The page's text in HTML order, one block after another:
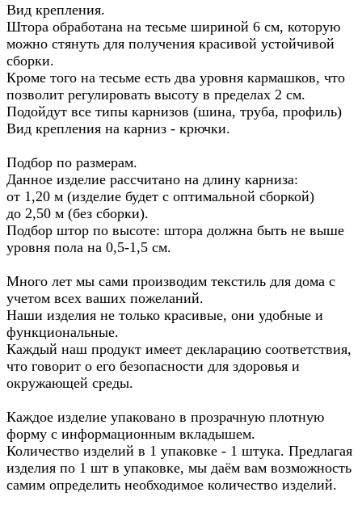
Вид крепления.
Штора обработана на тесьме шириной 6 см, которую
можно стянуть для получения красивой устойчивой
сборки.
Кроме того на тесьме есть два уровня кармашков, что
позволит регулировать высоту в пределах 2 см.
Подойдут все типы карнизов (шина, труба, профиль)
Вид крепления на карниз - крючки.
Подбор по размерам.
Данное изделие рассчитано на длину карниза:
от 1,20 м (изделие будет с оптимальной сборкой)
до 2,50 м (без сборки).
Подбор штор по высоте: штора должна быть не выше
уровня пола на 0,5-1,5 см.
Много лет мы сами производим текстиль для дома с
учетом всех ваших пожеланий.
Наши изделия не только красивые, они удобные и
функциональные.
Каждый наш продукт имеет декларацию соответствия,
что говорит о его безопасности для здоровья и
окружающей среды.
Каждое изделие упаковано в прозрачную плотную
форму с информационным вкладышем.
Количество изделий в 1 упаковке - 1 штука. Предлагая
изделия по 1 шт в упаковке, мы даём вам возможность
самим определить необходимое количество изделий.